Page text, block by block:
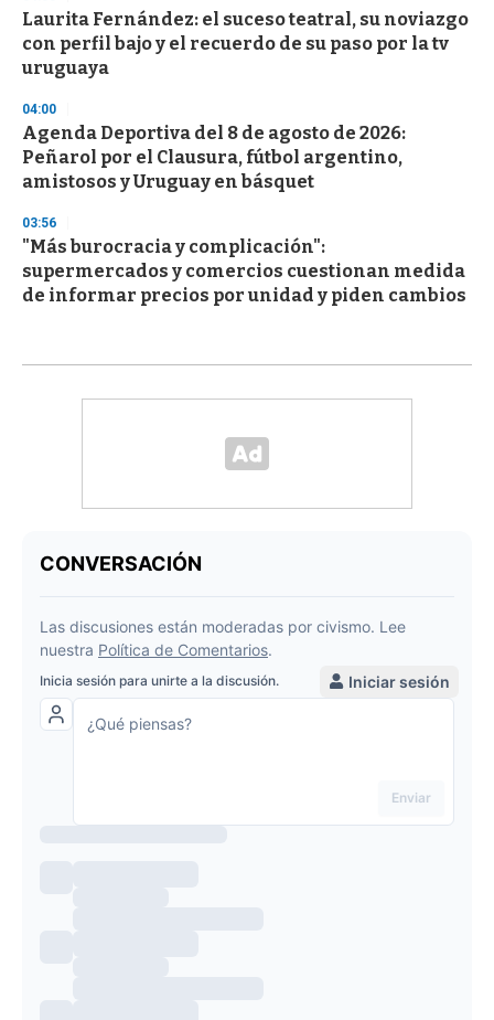
Laurita Fernández: el suceso teatral, su noviazgo
con perfil bajo y el recuerdo de su paso por la tv
uruguaya
04:00
Agenda Deportiva del 8 de agosto de 2026:
Peñarol por el Clausura, fútbol argentino,
amistosos y Uruguay en básquet
03:56
"Más burocracia y complicación":
supermercados y comercios cuestionan medida
de informar precios por unidad y piden cambios